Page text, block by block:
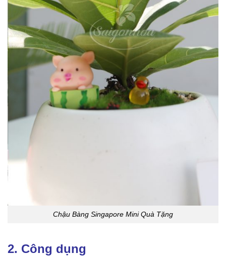
Chậu Bàng Singapore Mini Quà Tặng
2. Công dụng